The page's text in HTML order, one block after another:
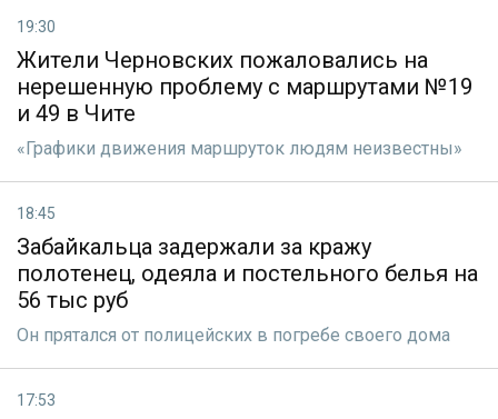
19:30
Жители Черновских пожаловались на
нерешенную проблему с маршрутами №19
и 49 в Чите
«Графики движения маршруток людям неизвестны»
18:45
Забайкальца задержали за кражу
полотенец, одеяла и постельного белья на
56 тыс руб
Он прятался от полицейских в погребе своего дома
17:53